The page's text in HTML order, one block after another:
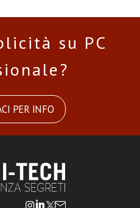
su PC
PER INFO